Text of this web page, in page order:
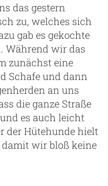
das gestern
zu, welches sich
gab es gekochte
Während wir das
zunächst eine
Schafe und dann
an uns
die ganze Straße
es auch leicht
der Hütehunde hielt
wir bloß keine